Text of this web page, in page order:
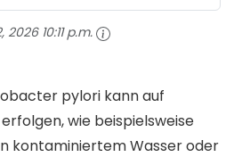
2026 10:11 p.m.
pylori kann auf
wie beispielsweise
kontaminiertem Wasser oder